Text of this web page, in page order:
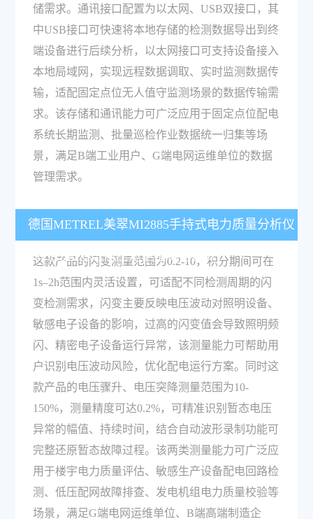
储需求。通讯接口配置为以太网、USB双接口，其
中USB接口可快速将本地存储的检测数据导出到终
端设备进行后续分析，以太网接口可支持设备接入
本地局域网，实现远程数据调取、实时监测数据传
输，适配固定点位无人值守监测场景的数据传输需
求。该存储和通讯能力可广泛应用于固定点位配电
系统长期监测、批量巡检作业数据统一归集等场
景，满足B端工业用户、G端电网运维单位的数据
管理需求。
德国METREL美翠MI2885手持式电力质量分析仪
的闪变和暂态电压测量指标是什么？
这款产品的闪变测量范围为0.2-10，积分期间可在
1s–2h范围内灵活设置，可适配不同检测周期的闪
变检测需求，闪变主要反映电压波动对照明设备、
敏感电子设备的影响，过高的闪变值会导致照明频
闪、精密电子设备运行异常，该测量能力可帮助用
户识别电压波动风险，优化配电运行方案。同时这
款产品的电压骤升、电压突降测量范围为10-
150%，测量精度可达0.2%，可精准识别暂态电压
异常的幅值、持续时间，结合自动波形录制功能可
完整还原暂态故障过程。该两类测量能力可广泛应
用于楼宇电力质量评估、敏感生产设备配电回路检
测、低压配网故障排查、发电机组电力质量校验等
场景，满足G端电网运维单位、B端高端制造企